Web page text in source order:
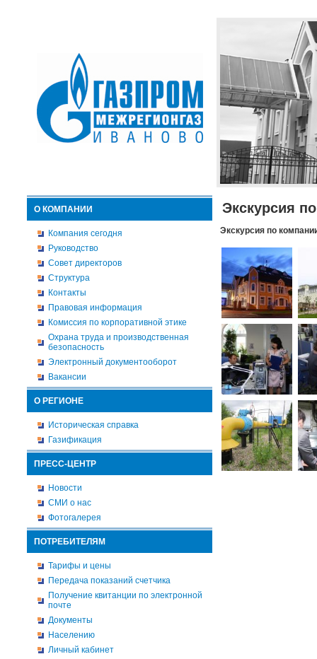
О КОМПАНИИ
Компания сегодня
Руководство
Совет директоров
Структура
Контакты
Правовая информация
Комиссия по корпоративной этике
Охрана труда и производственная
безопасность
Электронный документооборот
Вакансии
О РЕГИОНЕ
Историческая справка
Газификация
ПРЕСС-ЦЕНТР
Новости
СМИ о нас
Фотогалерея
ПОТРЕБИТЕЛЯМ
Тарифы и цены
Передача показаний счетчика
Получение квитанции по электронной
почте
Документы
Населению
Личный кабинет
Экскурсия
Экскурсия по